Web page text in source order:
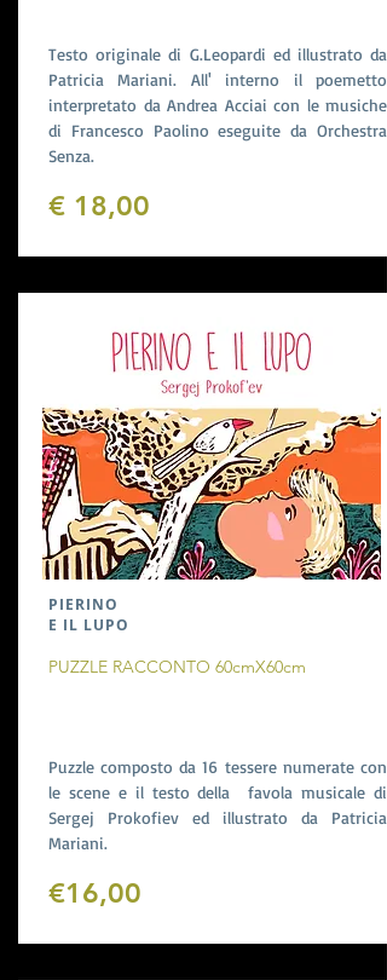
Testo originale di G.Leopardi ed illustrato da
Patricia Mariani. All' interno il poemetto
interpretato da Andrea Acciai con le musiche
di Francesco Paolino eseguite da Orchestra
Senza.
€ 18,00
PIERINO
E IL LUPO
PUZZLE RACCONTO 60cmX60cm
Puzzle composto da 16 tessere numerate con
le scene e il testo della favola musicale di
Sergej Prokofiev ed illustrato da Patricia
Mariani.
€16,00